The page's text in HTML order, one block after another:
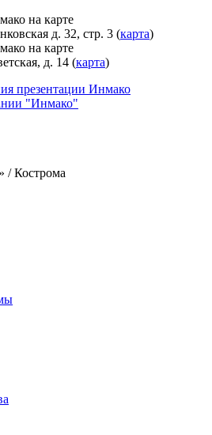
д. 32, стр. 3 (карта)
д. 14 (карта)
"Инмако"
/ Кострома